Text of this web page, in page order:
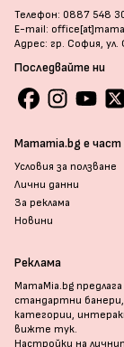
Телефон: 0887 548
E-mail:
Адрес: гр. София,
Последвайте ни
Mamamia.bg е
Условия за ползване
Лични данни
За реклама
Новини
Реклама
MamaMia.bg
стандартни
категории,
вижте тук.
Настройки на